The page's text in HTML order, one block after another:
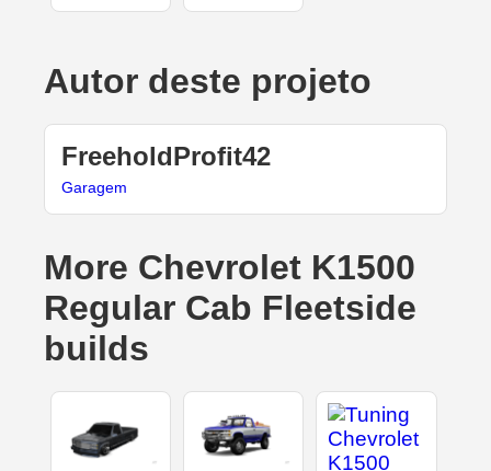
Autor deste projeto
FreeholdProfit42
Garagem
More Chevrolet K1500
Regular Cab Fleetside
builds